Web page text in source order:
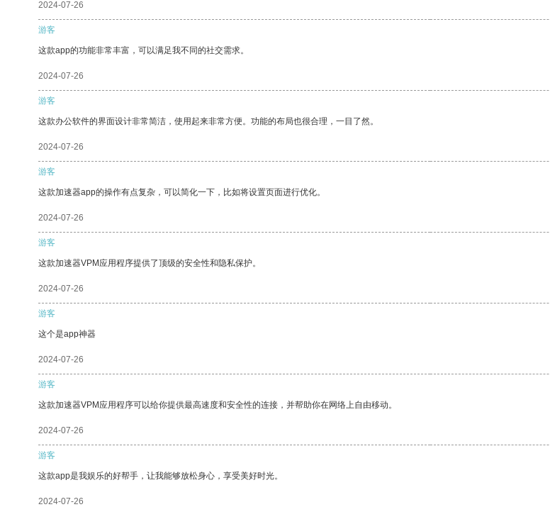
2024-07-26
游客
这款app的功能非常丰富，可以满足我不同的社交需求。
2024-07-26
游客
这款办公软件的界面设计非常简洁，使用起来非常方便。功能的布局也很合理，一目了然。
2024-07-26
游客
这款加速器app的操作有点复杂，可以简化一下，比如将设置页面进行优化。
2024-07-26
游客
这款加速器VPM应用程序提供了顶级的安全性和隐私保护。
2024-07-26
游客
这个是app神器
2024-07-26
游客
这款加速器VPM应用程序可以给你提供最高速度和安全性的连接，并帮助你在网络上自由移动。
2024-07-26
游客
这款app是我娱乐的好帮手，让我能够放松身心，享受美好时光。
2024-07-26